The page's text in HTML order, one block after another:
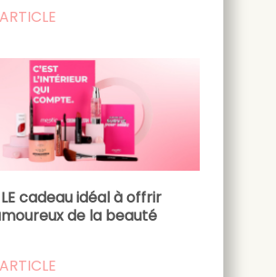
cadeau idéal à offrir
de la beauté